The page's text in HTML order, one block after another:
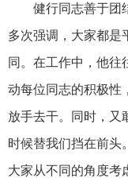
健行同志善于团
多次强调，大家都是
同。在工作中，他往
动每位同志的积极性
放手去干。同时，又
时候替我们挡在前头
大家从不同的角度考